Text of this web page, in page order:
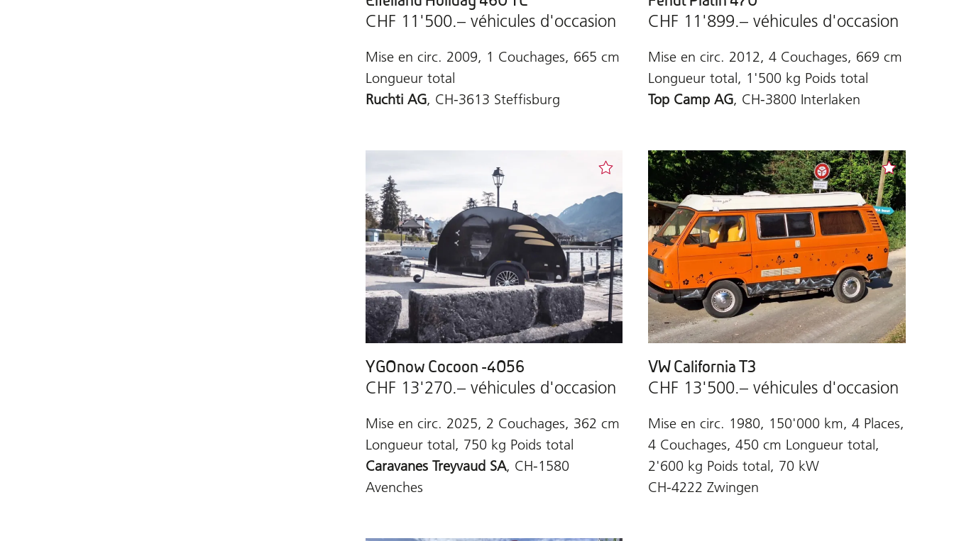
CHF 11'500.– véhicules d'occasion
Mise en circ. 2009, 1 Couchages, 665 cm
Longueur total
Ruchti AG, CH-3613 Steffisburg
CHF 11'899.– véhicules d'occasion
Mise en circ. 2012, 4 Couchages, 669 cm
Longueur total, 1'500 kg Poids total
Top Camp AG, CH-3800 Interlaken
YGOnow Cocoon -4056
CHF 13'270.– véhicules d'occasion
Mise en circ. 2025, 2 Couchages, 362 cm
Longueur total, 750 kg Poids total
Caravanes Treyvaud SA, CH-1580
Avenches
VW California T3
CHF 13'500.– véhicules d'occasion
Mise en circ. 1980, 150'000 km, 4 Places,
4 Couchages, 450 cm Longueur total,
2'600 kg Poids total, 70 kW
CH-4222 Zwingen